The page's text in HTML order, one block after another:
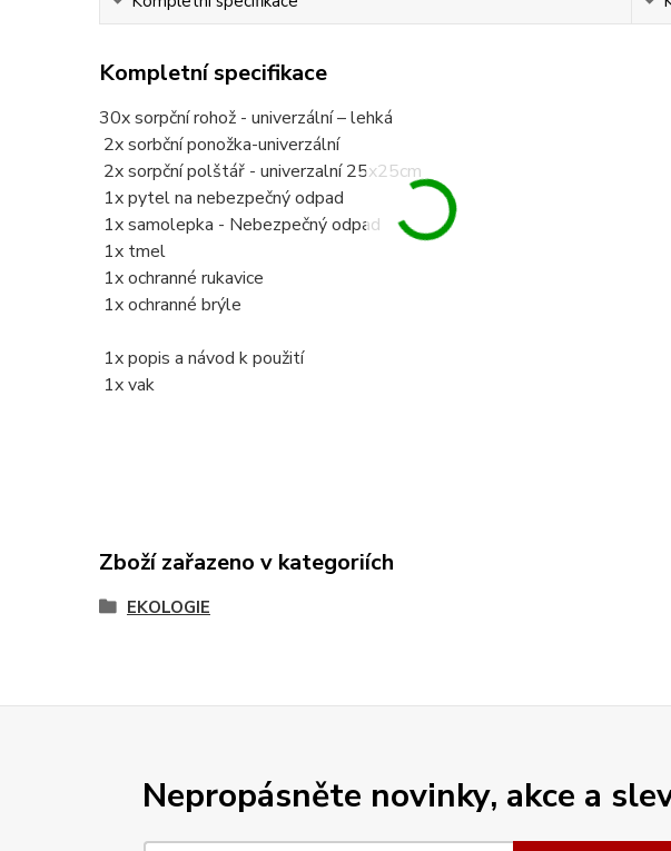
Kompletní specifikace
30x sorpční rohož - univerzální – lehká
2x sorbční ponožka-univerzální
2x sorpční polštář - univerzalní 25x25cm
1x pytel na nebezpečný odpad
1x samolepka - Nebezpečný odpad
1x tmel
1x ochranné rukavice
1x ochranné brýle
1x popis a návod k použití
1x vak
Zboží zařazeno v kategoriích
EKOLOGIE
Nepropásněte novinky, akce a